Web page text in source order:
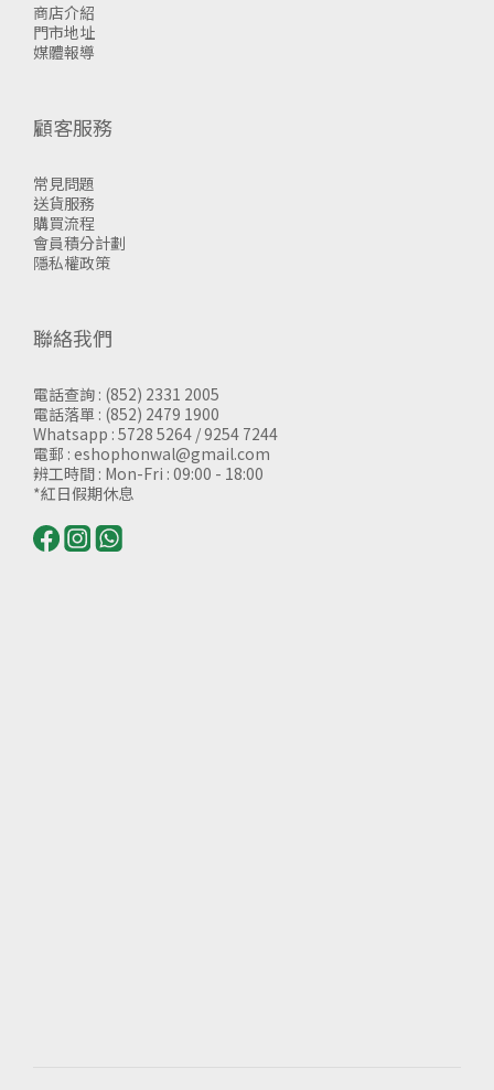
商店介紹
門市地址
媒體報導
顧客服務
常見問題
送貨服務
購買流程
會員積分計劃
隱私權政策
聯絡我們
電話查詢 : (852) 2331 2005
電話落單 : (852) 2479 1900
Whatsapp : 5728 5264 / 9254 7244
電郵 : eshophonwal@gmail.com
辨工時間 : Mon-Fri : 09:00 - 18:00
*紅日假期休息